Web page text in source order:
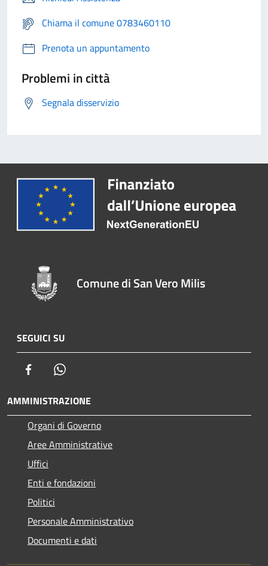
Chiama il comune 0783460110
Prenota un appuntamento
Problemi in città
Segnala disservizio
Comune di San Vero Milis
SEGUICI SU
Facebook
AMMINISTRAZIONE
Organi di Governo
Aree Amministrative
Uffici
Enti e fondazioni
Politici
Personale Amministrativo
Documenti e dati